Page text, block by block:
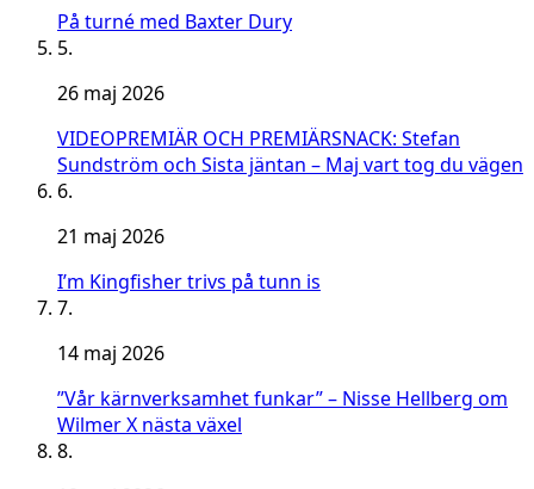
På turné med Baxter Dury
5.
26 maj 2026
VIDEOPREMIÄR OCH PREMIÄRSNACK: Stefan
Sundström och Sista jäntan – Maj vart tog du vägen
6.
21 maj 2026
I’m Kingfisher trivs på tunn is
7.
14 maj 2026
”Vår kärnverksamhet funkar” – Nisse Hellberg om
Wilmer X nästa växel
8.